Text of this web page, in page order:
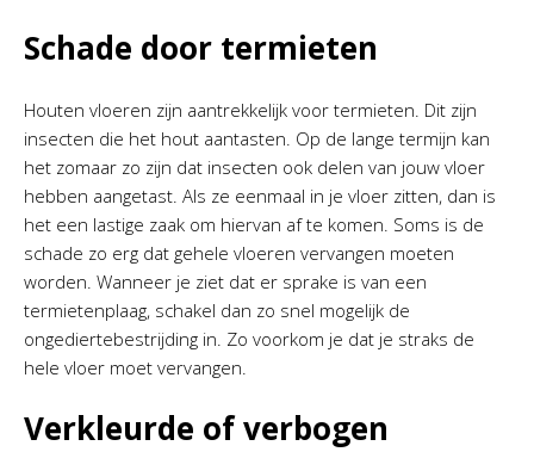
Schade door termieten
Houten vloeren zijn aantrekkelijk voor termieten. Dit zijn
insecten die het hout aantasten. Op de lange termijn kan
het zomaar zo zijn dat insecten ook delen van jouw vloer
hebben aangetast. Als ze eenmaal in je vloer zitten, dan is
het een lastige zaak om hiervan af te komen. Soms is de
schade zo erg dat gehele vloeren vervangen moeten
worden. Wanneer je ziet dat er sprake is van een
termietenplaag, schakel dan zo snel mogelijk de
ongediertebestrijding in. Zo voorkom je dat je straks de
hele vloer moet vervangen.
Verkleurde of verbogen